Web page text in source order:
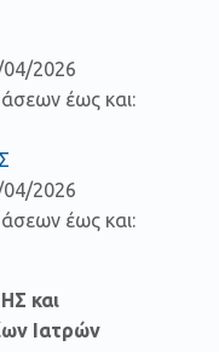
04/2026
έως και:
04/2026
έως και:
και
Ιατρών